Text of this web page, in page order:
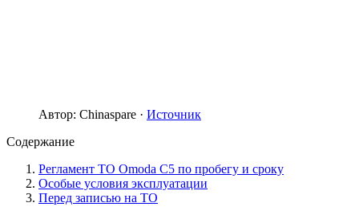
Автор: Chinaspare · Источник
Содержание
Регламент ТО Omoda C5 по пробегу и сроку
Особые условия эксплуатации
Перед записью на ТО